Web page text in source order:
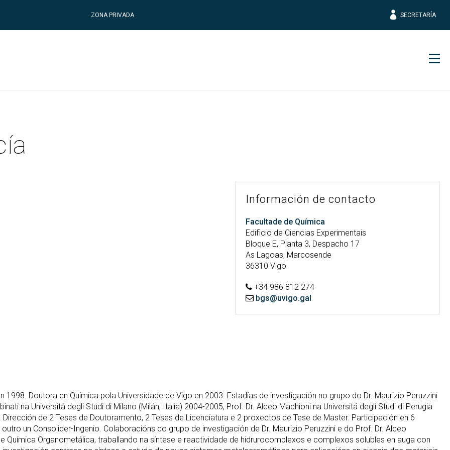
ZONA PRIVADA SECRETARÍA
Información de contacto
Facultade de Química
Edificio de Ciencias Experimentais
Bloque E, Planta 3, Despacho 17
As Lagoas, Marcosende
36310 Vigo
+34 986 812 274
bgs@uvigo.gal
1998. Doutora en Química pola Universidade de Vigo en 2003. Estadías de investigación no grupo do Dr. Maurizio Peruzzini
na Universitá degli Studi di Milano (Milán, Italia) 2004-2005, Prof. Dr. Alceo Machioni na Universitá degli Studi di Perugia
de 2 Teses de Doutoramento, 2 Teses de Licenciatura e 2 proxectos de Tese de Master. Participación en 6
un Consolider-Ingenio. Colaboracións co grupo de investigación de Dr. Maurizio Peruzzini e do Prof. Dr. Alceo
Química Organometálica, traballando na síntese e reactividade de hidrurocomplexos e complexos solubles en auga con